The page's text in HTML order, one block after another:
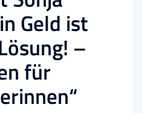
Geld ist
–
für